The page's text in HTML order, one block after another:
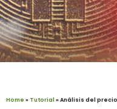
Home » Tutorial »Análisis del precio